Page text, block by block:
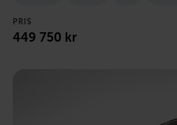
PRIS
449 750 kr